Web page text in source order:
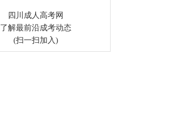
四川成人高考网
了解最前沿成考动态
(扫一扫加入)